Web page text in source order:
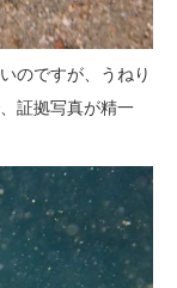
のですが、うねり
証拠写真が精一